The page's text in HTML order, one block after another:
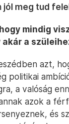
jól meg tud
mindig
a
azt,
politikai
a valóság
azok a
és